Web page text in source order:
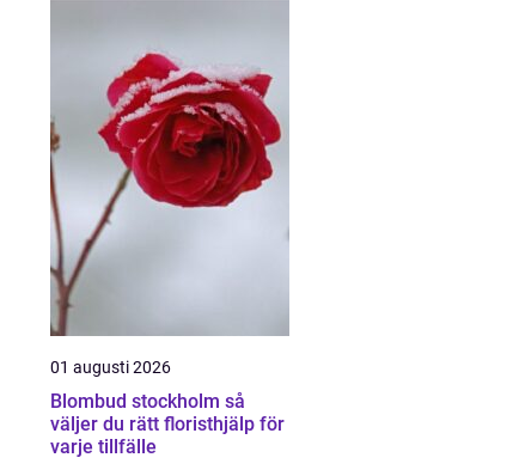
01 augusti 2026
Blombud stockholm så
väljer du rätt floristhjälp för
varje tillfälle